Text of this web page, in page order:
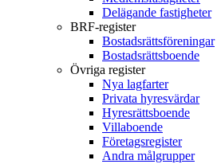
Delägande fastigheter
BRF-register
Bostadsrättsföreningar
Bostadsrättsboende
Övriga register
Nya lagfarter
Privata hyresvärdar
Hyresrättsboende
Villaboende
Företagsregister
Andra målgrupper